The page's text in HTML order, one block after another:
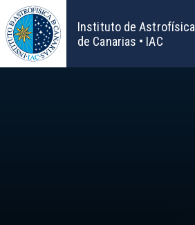
Skip
to
main
content
Instituto de Astrofísica
de Canarias • IAC